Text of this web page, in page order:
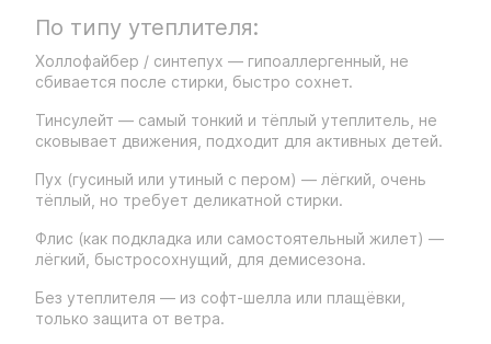
По типу утеплителя:
Холлофайбер / синтепух — гипоаллергенный, не
сбивается после стирки, быстро сохнет.
Тинсулейт — самый тонкий и тёплый утеплитель, не
сковывает движения, подходит для активных детей.
Пух (гусиный или утиный с пером) — лёгкий, очень
тёплый, но требует деликатной стирки.
Флис (как подкладка или самостоятельный жилет) —
лёгкий, быстросохнущий, для демисезона.
Без утеплителя — из софт-шелла или плащёвки,
только защита от ветра.